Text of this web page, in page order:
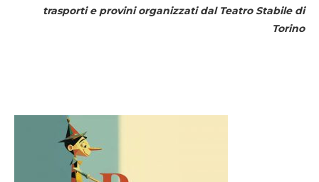
trasporti e provini organizzati dal Teatro Stabile di
Torino